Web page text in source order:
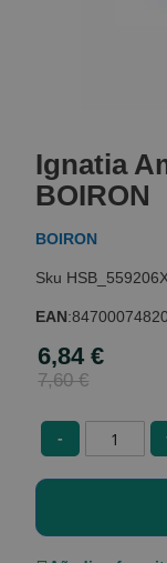
the
beginning
of
the
gallery
Ignatia
BOIRON
BOIRON
EAN:
Special
Price
6,84 €
7,60 €
-